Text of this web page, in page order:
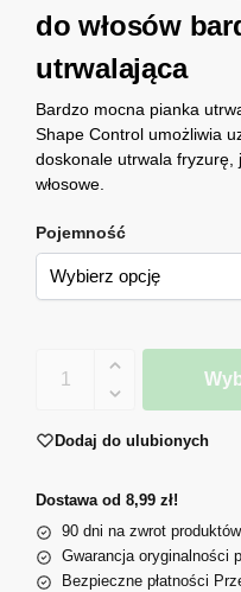
do włosów
utrwalająca
Bardzo mocna pianka
Shape Control umożliwia
doskonale utrwala fryzurę,
włosowe.
Pojemność
Dodaj do ulubionych
Dostawa od 8,99 zł!
90 dni na zwrot produktów
Gwarancja oryginalności
Bezpieczne płatności